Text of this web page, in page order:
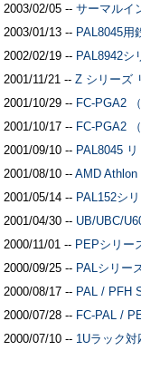
2003/02/05 -- サーマルイ
2003/01/13 -- PAL8045用
2002/02/19 -- PAL8942シ
2001/11/21 -- Z シリーズ
2001/10/29 -- FC-PGA2
2001/10/17 -- FC-PGA2
2001/09/10 -- PAL8045
2001/08/10 -- AMD Athlon
2001/05/14 -- PAL152シ
2001/04/30 -- UB/UBC/
2000/11/01 -- PEPシリー
2000/09/25 -- PALシリー
2000/08/17 -- PAL / PFH
2000/07/28 -- FC-PAL /
2000/07/10 -- 1Uラック